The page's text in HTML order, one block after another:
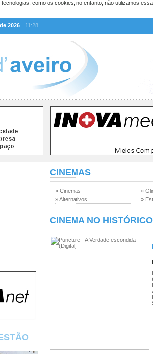
tecnologias, como os cookies, no entanto, não utilizamos
2026
11:28
CINEMAS
» Cinemas
» Alternativos
»
»
CINEMA NO HISTÓRICO